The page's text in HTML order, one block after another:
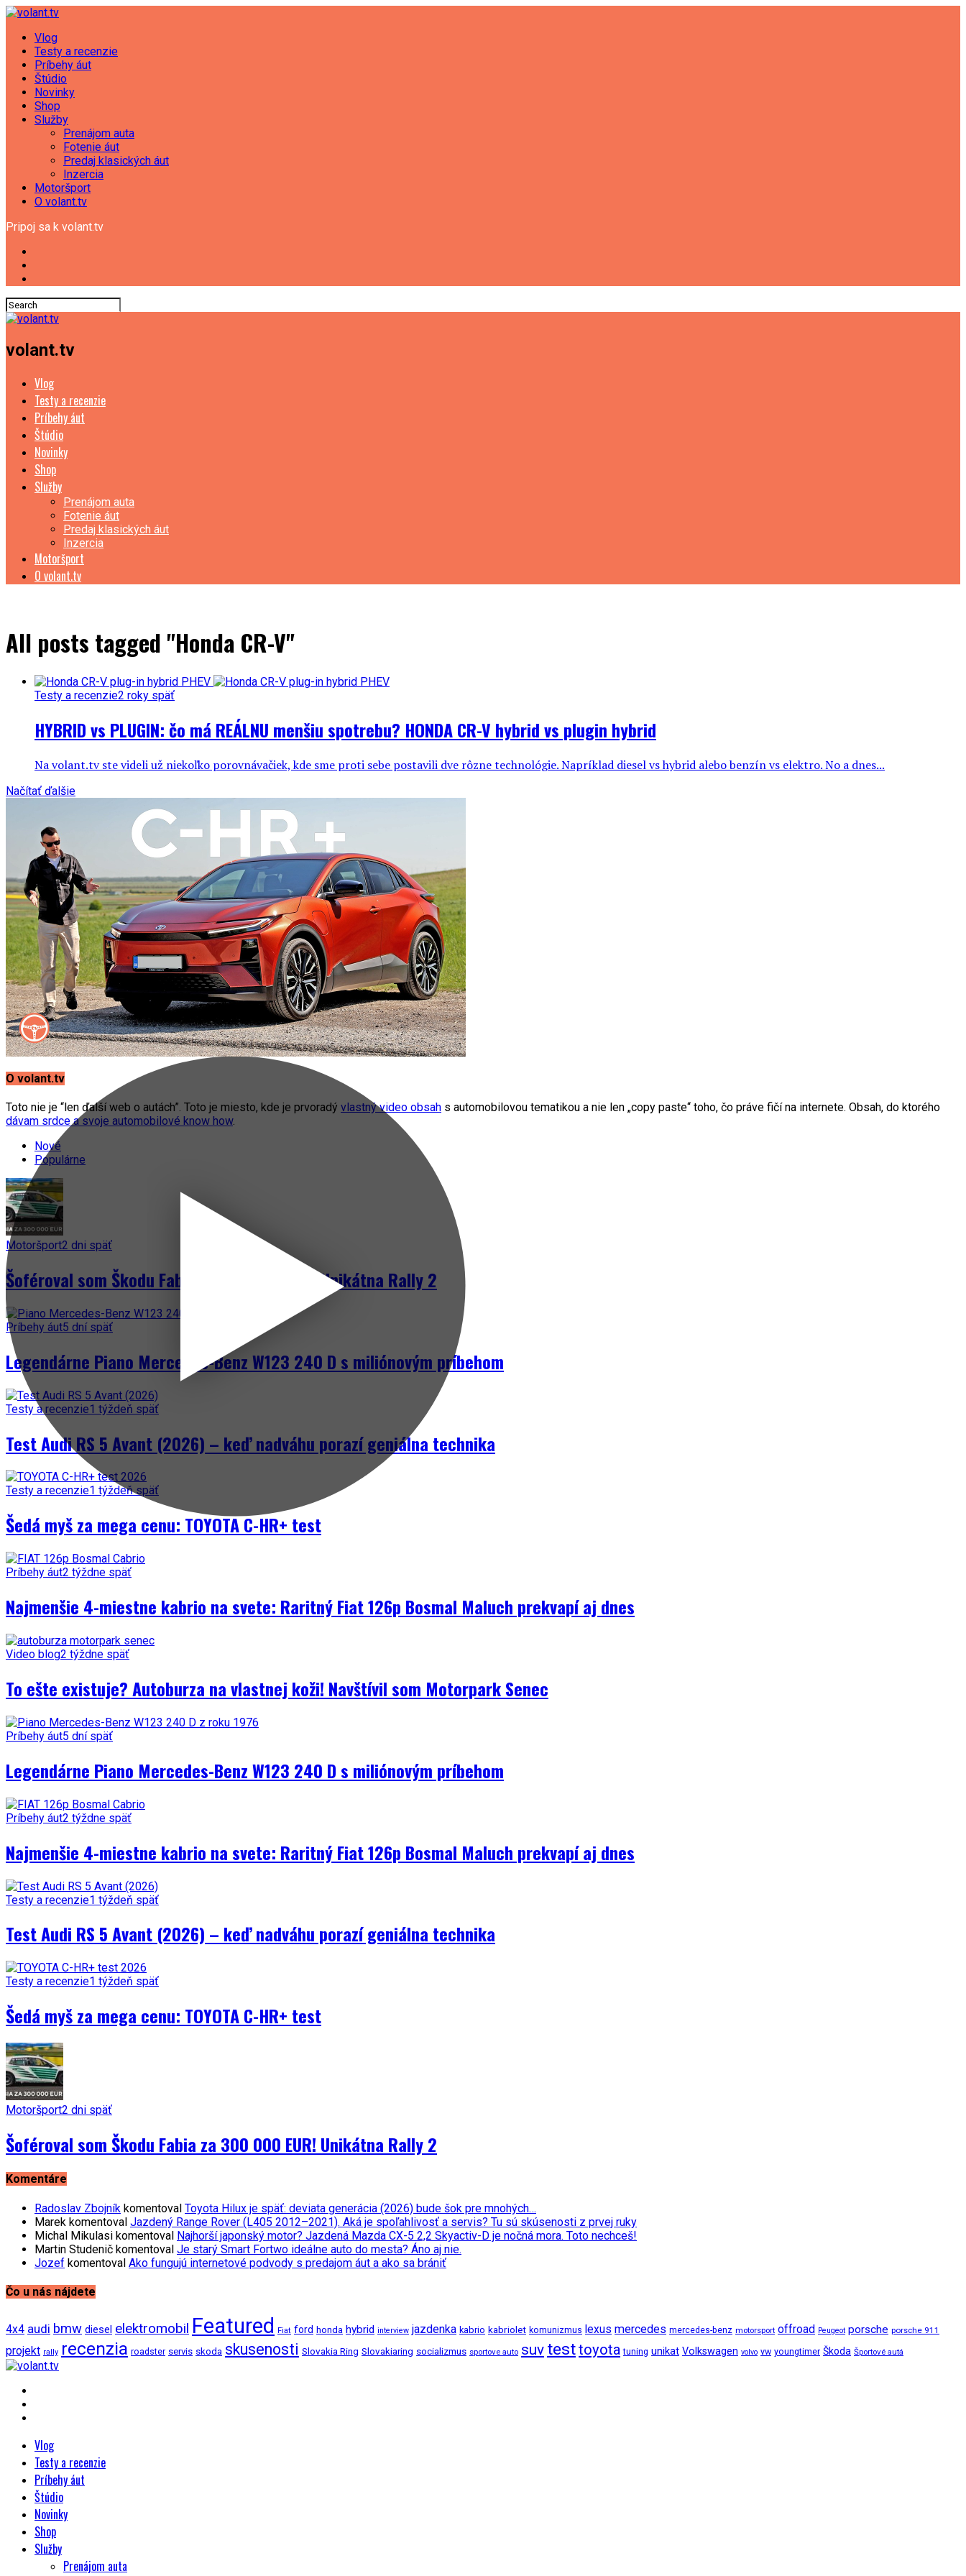
Vlog
Testy a recenzie
Príbehy áut
Štúdio
Novinky
Shop
Služby
Prenájom auta
Fotenie áut
Predaj klasických áut
Inzercia
Motoršport
O volant.tv
Pripoj sa k volant.tv
volant.tv
Vlog
Testy a recenzie
Príbehy áut
Štúdio
Novinky
Shop
Služby
Prenájom auta
Fotenie áut
Predaj klasických áut
Inzercia
Motoršport
O volant.tv
All posts tagged "Honda CR-V"
Testy a recenzie2 roky späť
HYBRID vs PLUGIN: čo má REÁLNU menšiu spotrebu? HONDA CR-V hybrid vs plugin hybrid
Na volant.tv ste videli už niekoľko porovnávačiek, kde sme proti sebe postavili dve rôzne technológie. Napríklad diesel vs hybrid alebo benzín vs elektro. No a dnes...
Načítať ďalšie
O volant.tv
Toto nie je “len ďalší web o autách”. Toto je miesto, kde je prvoradý vlastný video obsah s automobilovou tematikou a nie len „copy paste“ toho, čo práve fičí na internete. Obsah, do ktorého
dávam srdce a svoje automobilové know how.
Nové
Populárne
Motoršport2 dni späť
Šoféroval som Škodu Fabia za 300 000 EUR! Unikátna Rally 2
Príbehy áut5 dní späť
Legendárne Piano Mercedes-Benz W123 240 D s miliónovým príbehom
Testy a recenzie1 týždeň späť
Test Audi RS 5 Avant (2026) – keď nadváhu porazí geniálna technika
Testy a recenzie1 týždeň späť
Šedá myš za mega cenu: TOYOTA C-HR+ test
Príbehy áut2 týždne späť
Najmenšie 4-miestne kabrio na svete: Raritný Fiat 126p Bosmal Maluch prekvapí aj dnes
Video blog2 týždne späť
To ešte existuje? Autoburza na vlastnej koži! Navštívil som Motorpark Senec
Príbehy áut5 dní späť
Legendárne Piano Mercedes-Benz W123 240 D s miliónovým príbehom
Príbehy áut2 týždne späť
Najmenšie 4-miestne kabrio na svete: Raritný Fiat 126p Bosmal Maluch prekvapí aj dnes
Testy a recenzie1 týždeň späť
Test Audi RS 5 Avant (2026) – keď nadváhu porazí geniálna technika
Testy a recenzie1 týždeň späť
Šedá myš za mega cenu: TOYOTA C-HR+ test
Motoršport2 dni späť
Šoféroval som Škodu Fabia za 300 000 EUR! Unikátna Rally 2
Komentáre
Radoslav Zbojník komentoval Toyota Hilux je späť: deviata generácia (2026) bude šok pre mnohých…
Marek komentoval Jazdený Range Rover (L405 2012–2021). Aká je spoľahlivosť a servis? Tu sú skúsenosti z prvej ruky
Michal Mikulasi komentoval Najhorší japonský motor? Jazdená Mazda CX-5 2,2 Skyactiv-D je nočná mora. Toto nechceš!
Martin Studenič komentoval Je starý Smart Fortwo ideálne auto do mesta? Áno aj nie.
Jozef komentoval Ako fungujú internetové podvody s predajom áut a ako sa brániť
Čo u nás nájdete
4x4 audi bmw diesel elektromobil Featured Fiat ford honda hybrid interview jazdenka kabrio kabriolet komunizmus lexus mercedes mercedes-benz motorsport offroad Peugeot porsche porsche 911
projekt rally recenzia roadster servis skoda skusenosti Slovakia Ring Slovakiaring socializmus sportove auto suv testtoyota tuning unikat Volkswagen volvo vw youngtimer Škoda Športové autá
Vlog
Testy a recenzie
Príbehy áut
Štúdio
Novinky
Shop
Služby
Prenájom auta